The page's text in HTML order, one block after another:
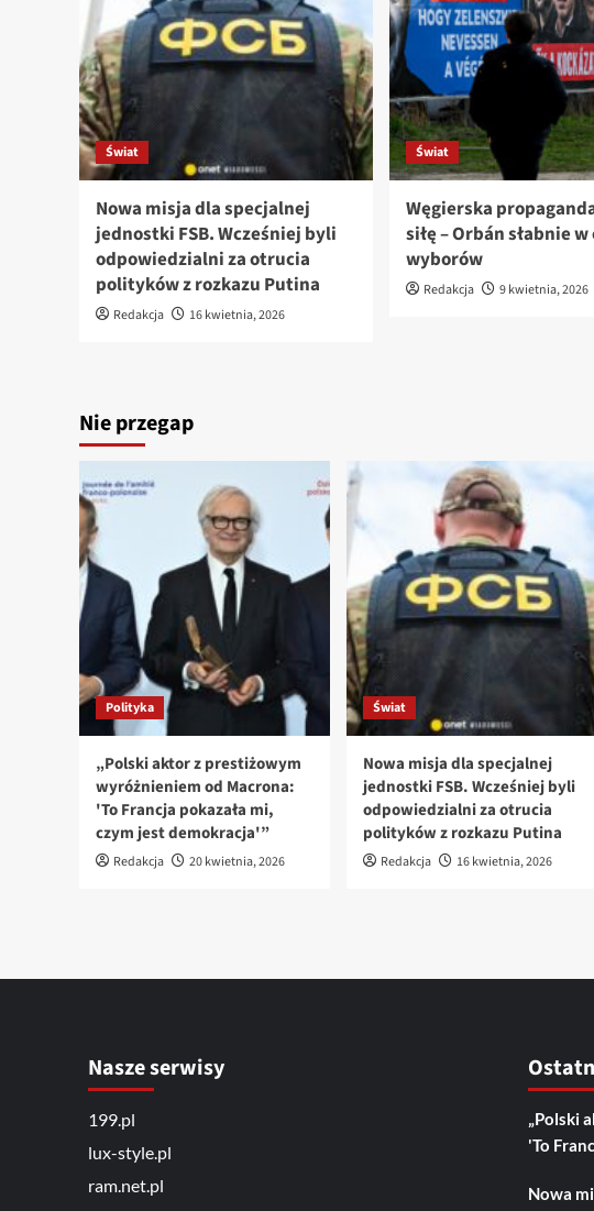
Świat
Nowa misja dla specjalnej
jednostki FSB. Wcześniej byli
odpowiedzialni za otrucia
polityków z rozkazu Putina
Redakcja 16 kwietnia, 2026
Świat
Węgierska
siłę – Orbán słabnie
wyborów
Redakcja 9 kwietnia, 2026
Nie przegap
Polityka
„Polski aktor z prestiżowym
wyróżnieniem od Macrona:
'To Francja pokazała mi,
czym jest demokracja'”
Redakcja 20 kwietnia, 2026
Świat
Nowa misja dla specjalnej
jednostki FSB. Wcześniej byli
odpowiedzialni za otrucia
polityków z rozkazu Putina
Redakcja 16 kwietnia, 2026
Nasze serwisy
199.pl
lux-style.pl
ram.net.pl
„Polski
'To
Nowa